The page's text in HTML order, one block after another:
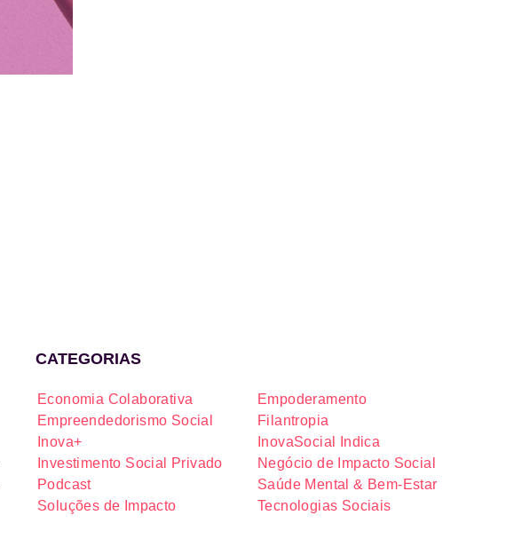
CATEGORIAS
Economia Colaborativa
Empoderamento
Empreendedorismo Social
Filantropia
Inova+
InovaSocial Indica
Investimento Social Privado
Negócio de Impacto Social
Podcast
Saúde Mental & Bem-Estar
Soluções de Impacto
Tecnologias Sociais